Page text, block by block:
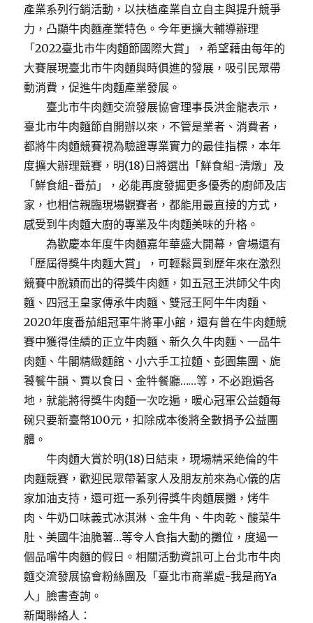
產業系列行銷活動，以扶植產業自立自主與提升競爭
力，凸顯牛肉麵產業特色。今年更擴大輔導辦理
「2022臺北市牛肉麵節國際大賞」，希望藉由每年的
大賽展現臺北市牛肉麵與時俱進的發展，吸引民眾帶
動消費，促進牛肉麵產業發展。
臺北市牛肉麵交流發展協會理事長洪金龍表示，
臺北市牛肉麵節自開辦以來，不管是業者、消費者，
都將牛肉麵競賽視為驗證專業實力的最佳指標，本年
度擴大辦理競賽，明(18)日將選出「鮮食組-清燉」及
「鮮食組-番茄」，必能再度發掘更多優秀的廚師及店
家，也相信親臨現場觀賽者，都能用最直接的方式，
感受到牛肉麵大廚的專業及牛肉麵美味的升格。
為歡慶本年度牛肉麵嘉年華盛大開幕，會場還有
「歷屆得獎牛肉麵大賞」，可輕鬆買到歷年來在激烈
競賽中脫穎而出的得獎牛肉麵，如五冠王洪師父牛肉
麵、四冠王皇家傳承牛肉麵、雙冠王阿牛牛肉麵、
2020年度番茄組冠軍牛將軍小館，還有曾在牛肉麵競
賽中獲得佳績的正立牛肉麵、新久久牛肉麵、一品牛
肉麵、牛閣精緻麵館、小六手工拉麵、彭園集團、旎
饕餮牛韻、賈以食日、金牪餐廳……等，不必跑遍各
地，就能將得獎牛肉麵一次吃遍，暖心冠軍公益麵每
碗只要新臺幣100元，扣除成本後將全數捐予公益團
體。
牛肉麵大賞於明(18)日結束，現場精采絶倫的牛
肉麵競賽，歡迎民眾帶著家人及朋友前來為心儀的店
家加油支持，還可逛一系列得獎牛肉麵展攤，烤牛
肉、牛奶口味義式冰淇淋、金牛角、牛肉乾、酸菜牛
肚、美國牛油脆薯…等令人食指大動的攤位，度過一
個品嚐牛肉麵的假日。相關活動資訊可上台北市牛肉
麵交流發展協會粉絲團及「臺北市商業處-我是商Ya
人」臉書查詢。
新聞聯絡人：